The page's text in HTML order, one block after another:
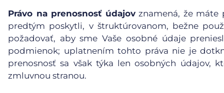
Právo na prenosnosť údajovznamená, že máte
predtým poskytli, v štruktúrovanom, bežne
požadovať, aby sme Vaše osobné údaje
podmienok; uplatnením tohto práva nie je
prenosnosť sa však týka len osobných údajov,
zmluvnou stranou.